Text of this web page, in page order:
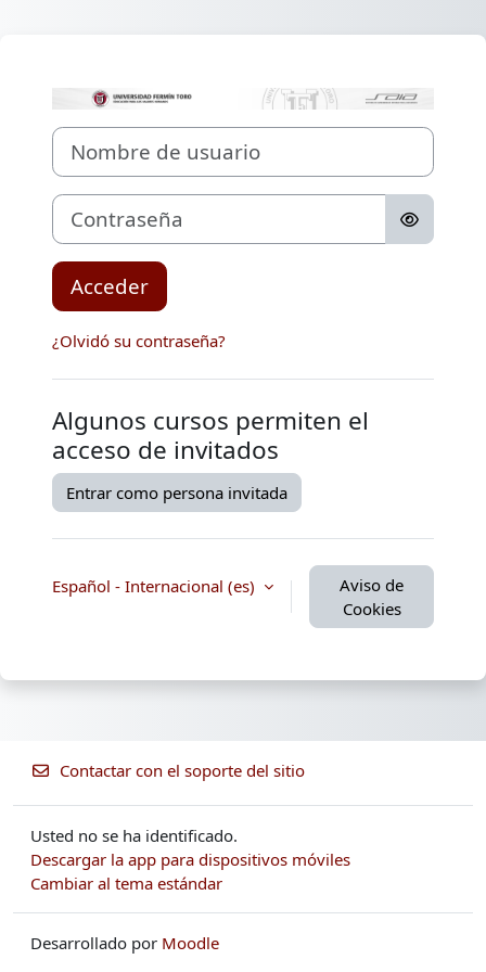
Entrar a SAIA -
Nombre de usuario
Contraseña
Acceder
¿Olvidó su contraseña?
Algunos cursos permiten el
acceso de invitados
Entrar como persona invitada
Español - Internacional ‎(es)‎
Aviso de
Cookies
Contactar con el soporte del sitio
Usted no se ha identificado.
Descargar la app para dispositivos móviles
Cambiar al tema estándar
Desarrollado por Moodle